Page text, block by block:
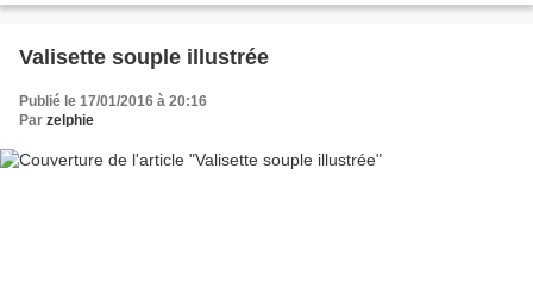
Valisette souple illustrée
Publié le 17/01/2016 à 20:16
Par zelphie